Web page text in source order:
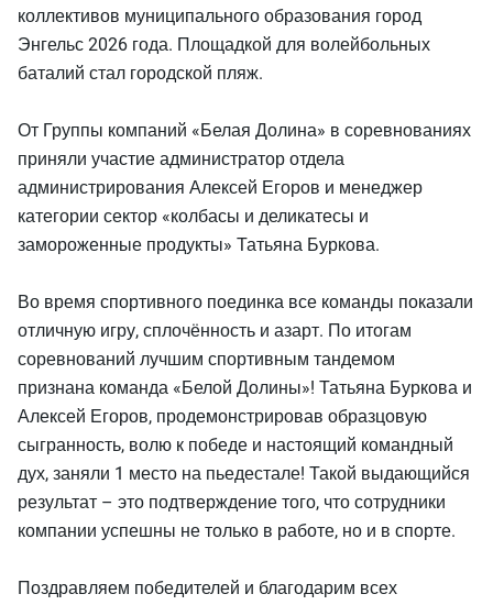
коллективов муниципального образования город
Энгельс 2026 года. Площадкой для волейбольных
баталий стал городской пляж.
От Группы компаний «Белая Долина» в соревнованиях
приняли участие администратор отдела
администрирования Алексей Егоров и менеджер
категории сектор «колбасы и деликатесы и
замороженные продукты» Татьяна Буркова.
Во время спортивного поединка все команды показали
отличную игру, сплочённость и азарт. По итогам
соревнований лучшим спортивным тандемом
признана команда «Белой Долины»! Татьяна Буркова и
Алексей Егоров, продемонстрировав образцовую
сыгранность, волю к победе и настоящий командный
дух, заняли 1 место на пьедестале! Такой выдающийся
результат – это подтверждение того, что сотрудники
компании успешны не только в работе, но и в спорте.
Поздравляем победителей и благодарим всех